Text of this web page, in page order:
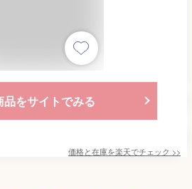
品をサイトでみる
価格と在庫を楽天でチェック >>